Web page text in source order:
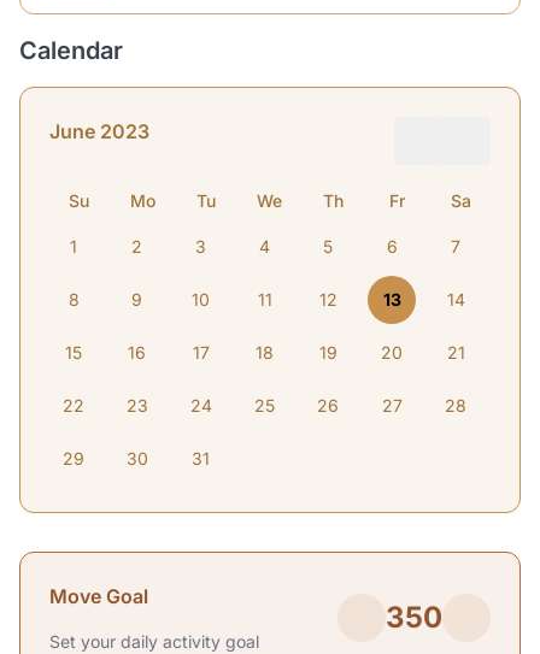
Calendar
June 2023
Su Mo Tu We Th Fr Sa
1 2 3 4 5 6 7
8 9 10 11 12 13 14
15 16 17 18 19 20 21
22 23 24 25 26 27 28
29 30 31
Move Goal
Set your daily activity goal
350